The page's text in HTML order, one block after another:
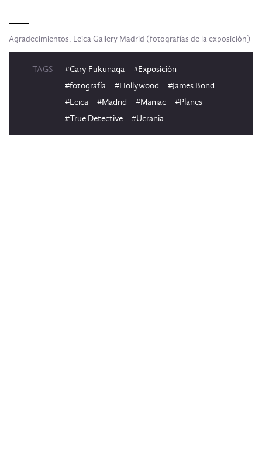
Agradecimientos: Leica Gallery Madrid (fotografías de la exposición)
TAGS #Cary Fukunaga
#Exposición
#fotografía
#Hollywood
#James Bond
#Leica
#Madrid #Maniac
#Planes
#True Detective
#Ucrania